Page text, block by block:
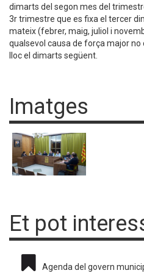
dimarts del segon mes del
3r trimestre que es fixa el tercer
mateix (febrer, maig, juliol i
qualsevol causa de força major
lloc el dimarts següent.
Imatges
Et pot
Agenda del govern